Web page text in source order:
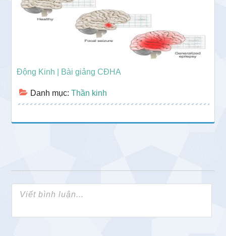
Động Kinh | Bài giảng CĐHA
Danh mục:Thần kinh